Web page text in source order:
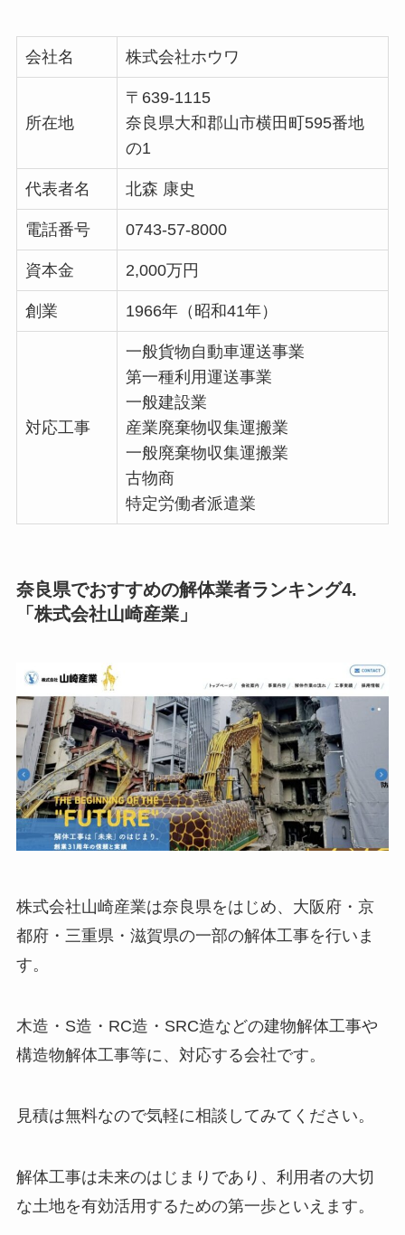
会社名 株式会社ホウワ
所在地
〒639-1115
奈良県大和郡山市横田町595番地
の1
代表者名 北森 康史
電話番号 0743-57-8000
資本金 2,000万円
創業 1966年（昭和41年）
対応工事
一般貨物自動車運送事業
第一種利用運送事業
一般建設業
産業廃棄物収集運搬業
一般廃棄物収集運搬業
古物商
特定労働者派遣業
奈良県でおすすめの解体業者ランキング4.
「株式会社山崎産業」
株式会社山崎産業は奈良県をはじめ、大阪府・京
都府・三重県・滋賀県の一部の解体工事を行いま
す。
木造・S造・RC造・SRC造などの建物解体工事や
構造物解体工事等に、対応する会社です。
見積は無料なので気軽に相談してみてください。
解体工事は未来のはじまりであり、利用者の大切
な土地を有効活用するための第一歩といえます。